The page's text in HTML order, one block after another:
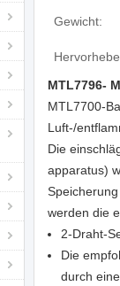
Gewicht:
MTL7796-
MTL7700-
Luft-/
Die
apparatus)
werden die
2-Draht-
Die
durch